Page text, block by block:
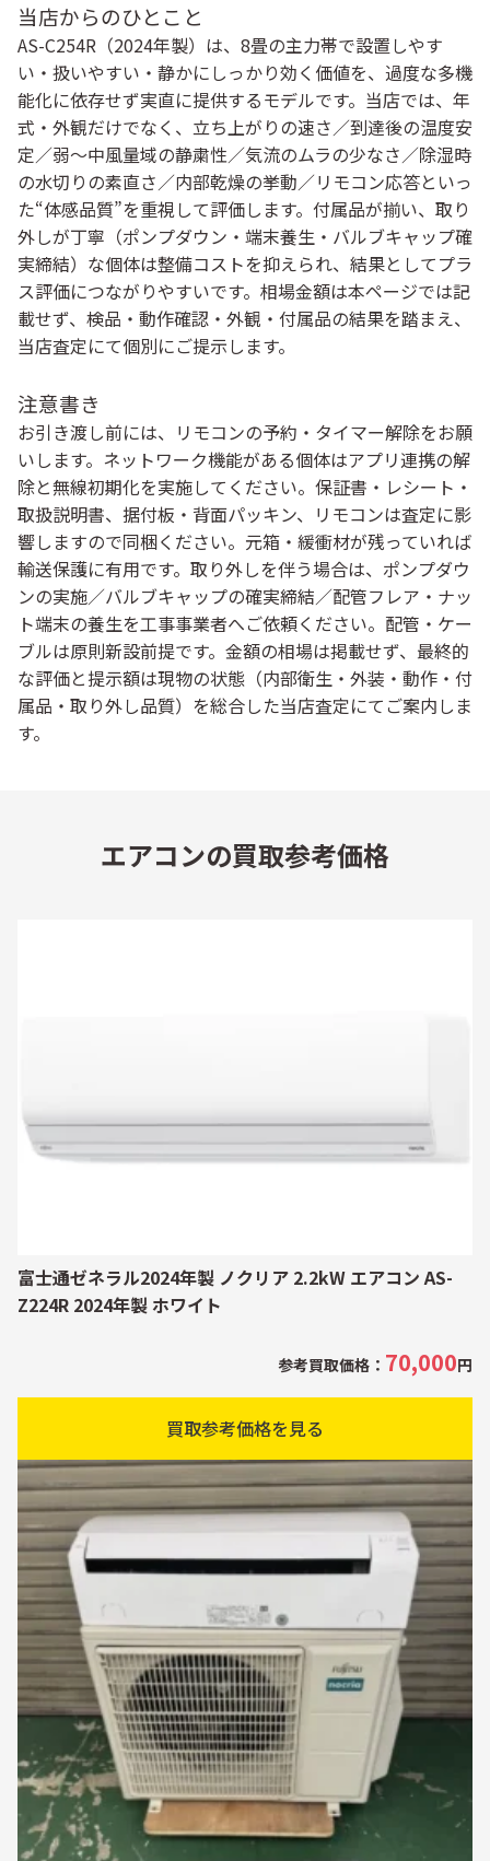
当店からのひとこと
AS-C254R（2024年製）は、8畳の主力帯で設置しやす
い・扱いやすい・静かにしっかり効く 価値を、過度な多機
能化に依存せず実直に提供するモデルです。当店では、年
式・外観だけでなく、 立ち上がりの速さ／到達後の温度安
定／弱〜中風量域の静粛性／気流のムラの少なさ／除湿時
の水切りの素直さ／内部乾燥の挙動／リモコン応答といっ
た“体感品質”を重視して評価します。付属品が揃い、取り
外しが丁寧（ポンプダウン・端末養生・バルブキャップ確
実締結）な個体は整備コストを抑えられ、結果としてプラ
ス評価につながりやすいです。相場金額は本ページでは記
載せず、検品・動作確認・外観・付属品の結果を踏まえ、
当店査定にて個別にご提示します。
注意書き
お引き渡し前には、リモコンの予約・タイマー解除をお願
いします。ネットワーク機能がある個体はアプリ連携の解
除と無線初期化を実施してください。保証書・レシート・
取扱説明書、据付板・背面パッキン、リモコンは査定に影
響しますので同梱ください。元箱・緩衝材が残っていれば
輸送保護に有用です。取り外しを伴う場合は、 ポンプダウ
ンの実施／バルブキャップの確実締結／配管フレア・ナッ
ト端末の養生を工事事業者へご依頼ください。配管・ケー
ブルは原則新設前提です。金額の相場は掲載せず、最終的
な評価と提示額は現物の状態（内部衛生・外装・動作・付
属品・取り外し品質）を総合した当店査定にてご案内しま
す。
エアコンの買取参考価格
富士通ゼネラル2024年製 ノクリア 2.2kW エアコン AS-
Z224R 2024年製 ホワイト
参考買取価格： 70,000円
買取参考価格を見る